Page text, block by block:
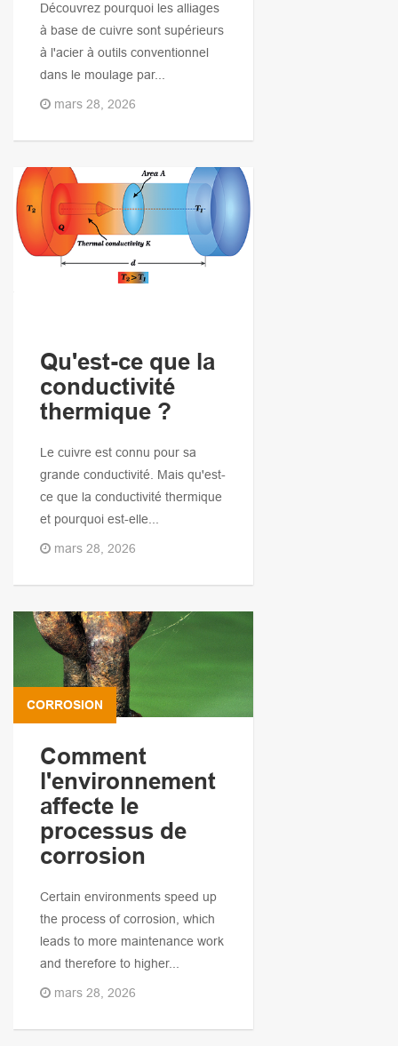
Découvrez pourquoi les alliages
à base de cuivre sont supérieurs
à l'acier à outils conventionnel
dans le moulage par...
mars 28, 2026
Qu'est-ce que la
conductivité
thermique ?
Le cuivre est connu pour sa
grande conductivité. Mais qu'est-
ce que la conductivité thermique
et pourquoi est-elle...
mars 28, 2026
CORROSION
Comment
l'environnement
affecte le
processus de
corrosion
Certain environments speed up
the process of corrosion, which
leads to more maintenance work
and therefore to higher...
mars 28, 2026